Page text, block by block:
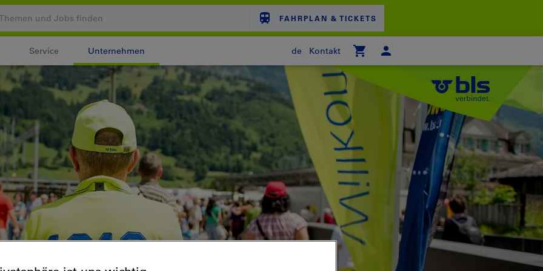
FAHRPLAN & TICKETS
Service Unternehmen de
Kontakt
Ihr Warenkorb ist leer
ZUM WARENKORB